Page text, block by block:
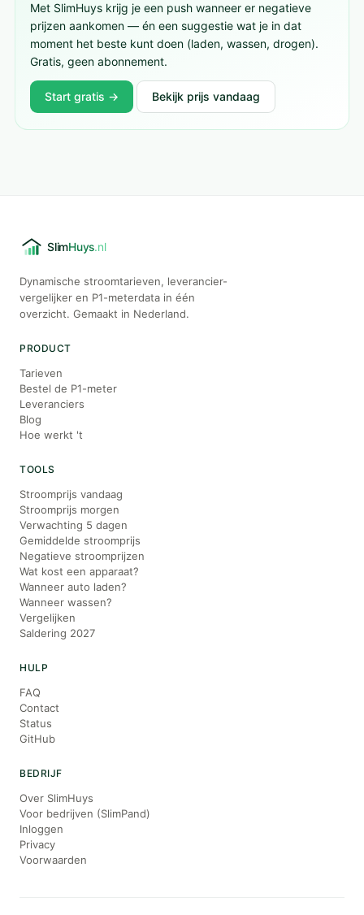
Met SlimHuys krijg je een push wanneer er negatieve
prijzen aankomen — én een suggestie wat je in dat
moment het beste kunt doen (laden, wassen, drogen).
Gratis, geen abonnement.
Start gratis → Bekijk prijs vandaag
Dynamische stroomtarieven, leverancier-
vergelijker en P1-meterdata in één
overzicht. Gemaakt in Nederland.
PRODUCT
Tarieven
Bestel de P1-meter
Leveranciers
Blog
Hoe werkt 't
TOOLS
Stroomprijs vandaag
Stroomprijs morgen
Verwachting 5 dagen
Gemiddelde stroomprijs
Negatieve stroomprijzen
Wat kost een apparaat?
Wanneer auto laden?
Wanneer wassen?
Vergelijken
Saldering 2027
HULP
FAQ
Contact
Status
GitHub
BEDRIJF
Over SlimHuys
Voor bedrijven (SlimPand)
Inloggen
Privacy
Voorwaarden